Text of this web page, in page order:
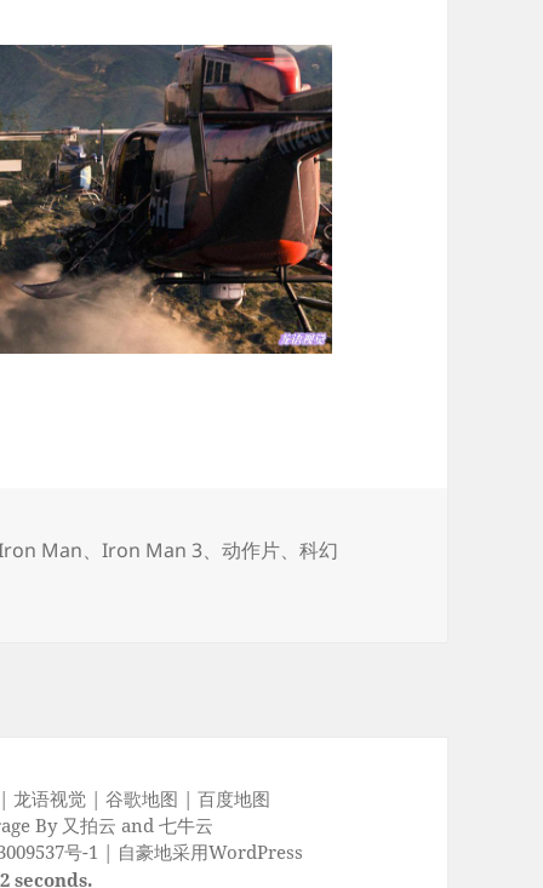
Man、Iron Man 3、动作片、科幻
龙语视觉| 谷歌地图 | 百度地图
By 又拍云 and 七牛云
号-1 | 自豪地采用WordPress
seconds.